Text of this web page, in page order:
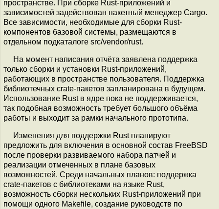
пространстве. При сборке Rust-приложений и
зависимостей задействован пакетный менеджер Cargo.
Все зависимости, необходимые для сборки Rust-
компонентов базовой системы, размещаются в
отдельном подкаталоге src/vendor/rust.
На момент написания отчёта заявлена поддержка
только сборки и установки Rust-приложений,
работающих в пространстве пользователя. Поддержка
библиотечных crate-пакетов запланирована в будущем.
Использование Rust в ядре пока не поддерживается,
так подобная возможность требует большого объёма
работы и выходит за рамки начального прототипа.
Изменения для поддержки Rust планируют
предложить для включения в основной состав FreeBSD
после проверки развиваемого набора патчей и
реализации отмеченных в плане базовых
возможностей. Среди начальных планов: поддержка
crate-пакетов с библиотеками на языке Rust,
возможность сборки нескольких Rust-приложений при
помощи одного Makefile, создание руководств по